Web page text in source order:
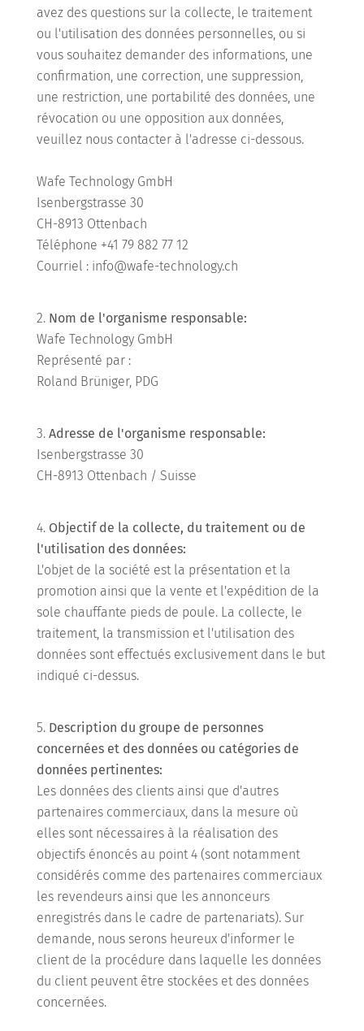
avez des questions sur la collecte, le traitement
ou l'utilisation des données personnelles, ou si
vous souhaitez demander des informations, une
confirmation, une correction, une suppression,
une restriction, une portabilité des données, une
révocation ou une opposition aux données,
veuillez nous contacter à l'adresse ci-dessous.
Wafe Technology GmbH
Isenbergstrasse 30
CH-8913 Ottenbach
Téléphone +41 79 882 77 12
Courriel : info@wafe-technology.ch
Nom de l'organisme responsable:
Wafe Technology GmbH
Représenté par :
Roland Brüniger, PDG
Adresse de l'organisme responsable:
Isenbergstrasse 30
CH-8913 Ottenbach / Suisse
Objectif de la collecte, du traitement ou de
l'utilisation des données:
L'objet de la société est la présentation et la
promotion ainsi que la vente et l'expédition de la
sole chauffante pieds de poule. La collecte, le
traitement, la transmission et l'utilisation des
données sont effectués exclusivement dans le but
indiqué ci-dessus.
Description du groupe de personnes
concernées et des données ou catégories de
données pertinentes:
Les données des clients ainsi que d'autres
partenaires commerciaux, dans la mesure où
elles sont nécessaires à la réalisation des
objectifs énoncés au point 4 (sont notamment
considérés comme des partenaires commerciaux
les revendeurs ainsi que les annonceurs
enregistrés dans le cadre de partenariats). Sur
demande, nous serons heureux d'informer le
client de la procédure dans laquelle les données
du client peuvent être stockées et des données
concernées.